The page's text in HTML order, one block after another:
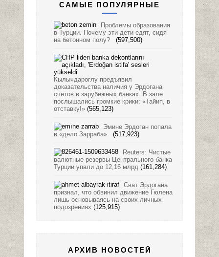
САМЫЕ ПОПУЛЯРНЫЕ
Проблемы образования
в Турции. Почему эти дети едят, сидя
на бетонном полу?
(597,500)
Кылычдароглу предъявил
доказательства наличия у Эрдогана
счетов в зарубежных банках. В зале
послышались громкие крики: «Тайип, в
отставку!» (565,123)
Эмине Эрдоган попала
в «дело Зарраба»
(517,923)
Reuters: Чистые
валютные резервы Центрального банка
Турции упали до 12,16 млрд (161,284)
Сват Эрдогана
признал, что обвинил движение Гюлена
лишь основываясь на своих личных
подозрениях (125,915)
АРХИВ НОВОСТЕЙ